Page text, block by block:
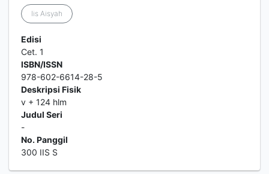
Iis Aisyah
Edisi
Cet. 1
ISBN/ISSN
978-602-6614-28-5
Deskripsi Fisik
v + 124 hlm
Judul Seri
-
No. Panggil
300 IIS S